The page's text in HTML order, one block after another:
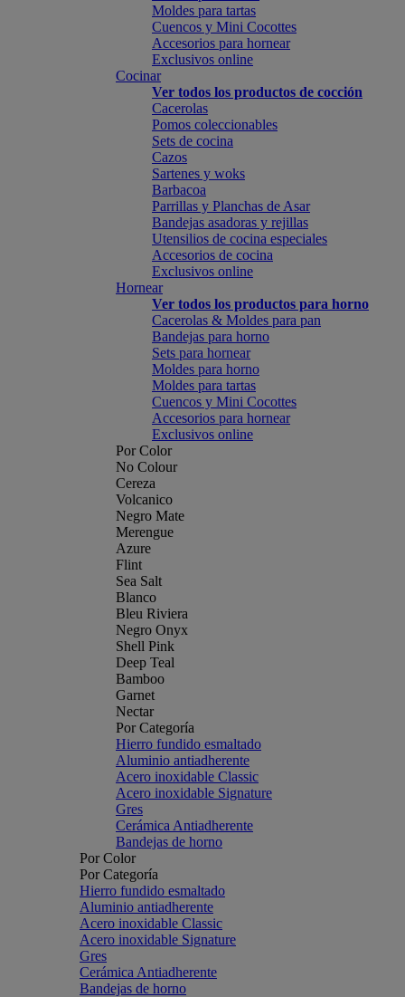
Moldes para tartas
Cuencos y Mini Cocottes
Accesorios para hornear
Exclusivos online
Cocinar
Ver todos los productos de cocción
Cacerolas
Pomos coleccionables
Sets de cocina
Cazos
Sartenes y woks
Barbacoa
Parrillas y Planchas de Asar
Bandejas asadoras y rejillas
Utensilios de cocina especiales
Accesorios de cocina
Exclusivos online
Hornear
Ver todos los productos para horno
Cacerolas & Moldes para pan
Bandejas para horno
Sets para hornear
Moldes para horno
Moldes para tartas
Cuencos y Mini Cocottes
Accesorios para hornear
Exclusivos online
Por Color
No Colour
Cereza
Volcanico
Negro Mate
Merengue
Azure
Flint
Sea Salt
Blanco
Bleu Riviera
Negro Onyx
Shell Pink
Deep Teal
Bamboo
Garnet
Nectar
Por Categoría
Hierro fundido esmaltado
Aluminio antiadherente
Acero inoxidable Classic
Acero inoxidable Signature
Gres
Cerámica Antiadherente
Bandejas de horno
Por Color
Por Categoría
Hierro fundido esmaltado
Aluminio antiadherente
Acero inoxidable Classic
Acero inoxidable Signature
Gres
Cerámica Antiadherente
Bandejas de horno